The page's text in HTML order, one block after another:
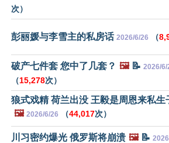
次）
彭丽媛与李雪主的私房话 2026/6/26 （
破产七件套 您中了几套？ 🖼️📝 2026/6/
（15,278次）
狼式戏精 荷兰出没 王毅是周恩来私生
🖼️ 2026/6/26 （44,017次）
川习密约爆光 俄罗斯将崩溃 🖼️📝